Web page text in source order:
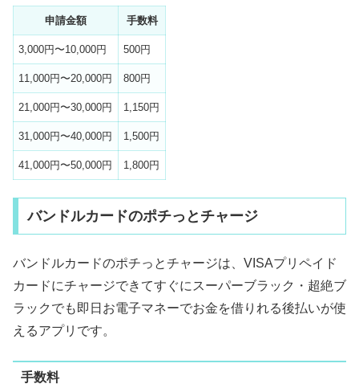
申請金額 手数料
3,000円〜10,000円 500円
11,000円〜20,000円 800円
21,000円〜30,000円 1,150円
31,000円〜40,000円 1,500円
41,000円〜50,000円 1,800円
バンドルカードのポチっとチャージ
バンドルカードのポチっとチャージは、VISAプリペイド
カードにチャージできてすぐにスーパーブラック・超絶ブ
ラックでも即日お電子マネーでお金を借りれる後払いが使
えるアプリです。
手数料